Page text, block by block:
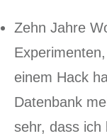
Zehn Jahre
einem Hack
Datenbank
sehr, dass ich